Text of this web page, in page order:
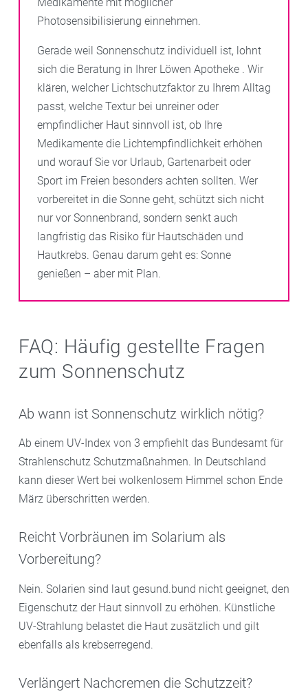
Photosensibilisierung einnehmen.
Gerade weil Sonnenschutz individuell ist, lohnt
sich die Beratung in Ihrer Löwen Apotheke . Wir
klären, welcher Lichtschutzfaktor zu Ihrem Alltag
passt, welche Textur bei unreiner oder
empfindlicher Haut sinnvoll ist, ob Ihre
Medikamente die Lichtempfindlichkeit erhöhen
und worauf Sie vor Urlaub, Gartenarbeit oder
Sport im Freien besonders achten sollten. Wer
vorbereitet in die Sonne geht, schützt sich nicht
nur vor Sonnenbrand, sondern senkt auch
langfristig das Risiko für Hautschäden und
Hautkrebs. Genau darum geht es: Sonne
genießen – aber mit Plan.
FAQ: Häufig gestellte Fragen
zum Sonnenschutz
Ab wann ist Sonnenschutz wirklich nötig?
Ab einem UV-Index von 3 empfiehlt das Bundesamt für
Strahlenschutz Schutzmaßnahmen. In Deutschland
kann dieser Wert bei wolkenlosem Himmel schon Ende
März überschritten werden.
Reicht Vorbräunen im Solarium als
Vorbereitung?
Nein. Solarien sind laut gesund.bund nicht geeignet, den
Eigenschutz der Haut sinnvoll zu erhöhen. Künstliche
UV-Strahlung belastet die Haut zusätzlich und gilt
ebenfalls als krebserregend.
Verlängert Nachcremen die Schutzzeit?